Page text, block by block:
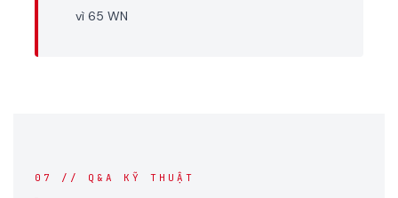
vì 65 WN
07 // Q&A KỸ THUẬT